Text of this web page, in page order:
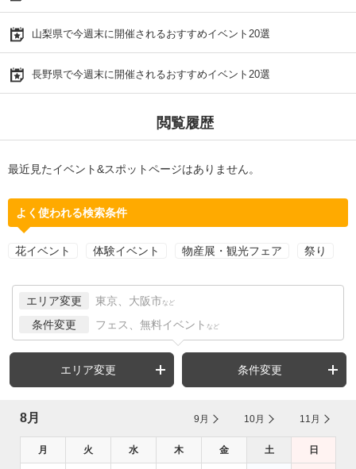
山梨県で今週末に開催されるおすすめイベント20選
長野県で今週末に開催されるおすすめイベント20選
閲覧履歴
最近見たイベント&スポットページはありません。
よく使われる検索条件
花イベント 体験イベント 物産展・観光フェア 祭り
エリア変更 東京、大阪市 など
条件変更 フェス、無料イベント など
エリア変更 条件変更
8月 9月 10月 11月
月 火 水 木 金 土 日